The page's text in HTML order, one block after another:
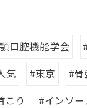
口腔機能学会
気 #東京 #
こり #インソ